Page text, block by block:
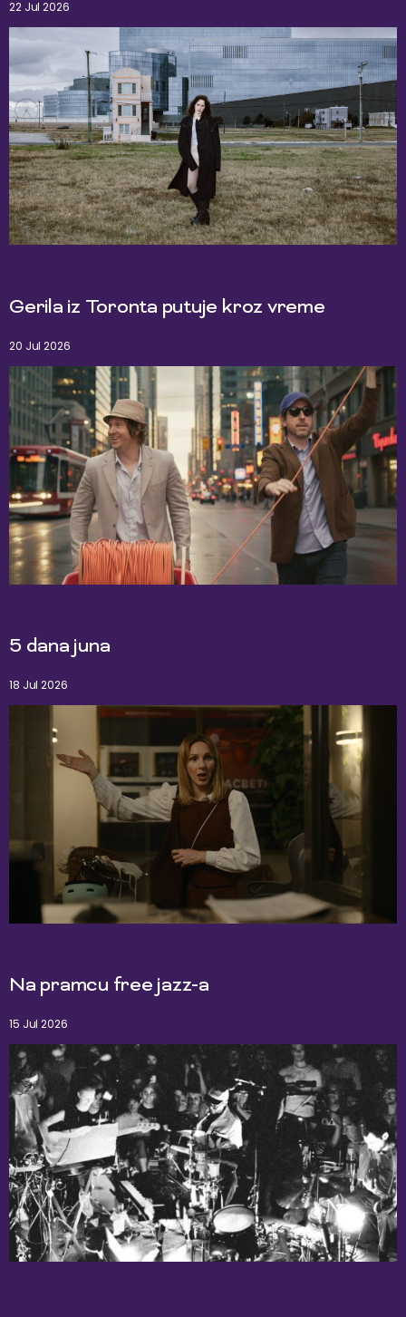
22 Jul 2026
Gerila iz Toronta putuje kroz vreme
20 Jul 2026
5 dana juna
18 Jul 2026
Na pramcu free jazz-a
15 Jul 2026